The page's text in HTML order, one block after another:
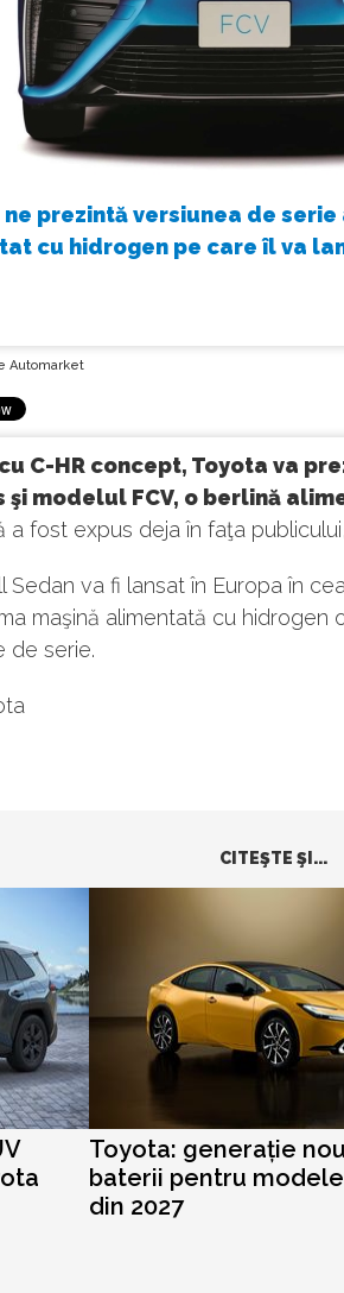
prezintă versiunea de serie
cu hidrogen pe care îl va
Automarket
C-HR concept, Toyota va
şi modelul FCV, o berlină
a fost expus deja în faţa
Sedan va fi lansat în Europa în
maşină alimentată cu hidrogen
de serie.
CITEŞTE ŞI...
Toyota: generație
baterii pentru
din 2027